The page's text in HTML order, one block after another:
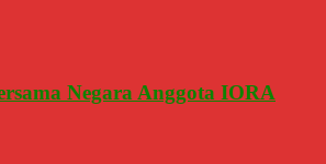
Negara Anggota IORA